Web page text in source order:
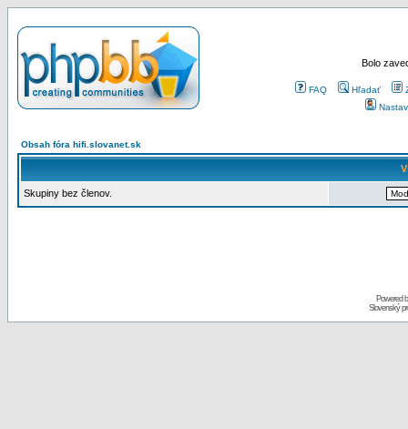
Bolo
FAQ Hľadať
Obsah fóra hifi.slovanet.sk
Skupiny bez členov.
Powered
Slovenský